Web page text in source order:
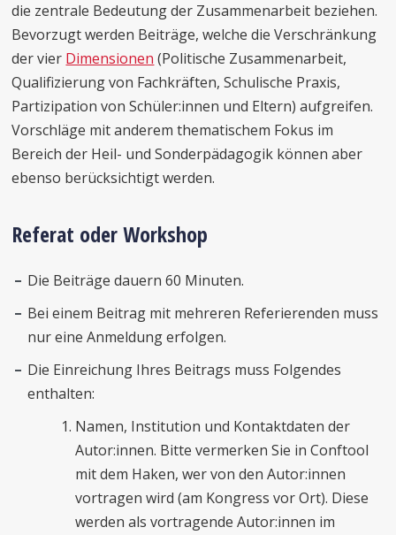
die zentrale Bedeutung der Zusammenarbeit beziehen.
Bevorzugt werden Beiträge, welche die Verschränkung
der vier Dimensionen (Politische Zusammenarbeit,
Qualifizierung von Fachkräften, Schulische Praxis,
Partizipation von Schüler:innen und Eltern) aufgreifen.
Vorschläge mit anderem thematischem Fokus im
Bereich der Heil- und Sonderpädagogik können aber
ebenso berücksichtigt werden.
Referat oder Workshop
Die Beiträge dauern 60 Minuten.
Bei einem Beitrag mit mehreren Referierenden muss
nur eine Anmeldung erfolgen.
Die Einreichung Ihres Beitrags muss Folgendes
enthalten:
Namen, Institution und Kontaktdaten der
Autor:innen. Bitte vermerken Sie in Conftool
mit dem Haken, wer von den Autor:innen
vortragen wird (am Kongress vor Ort). Diese
werden als vortragende Autor:innen im